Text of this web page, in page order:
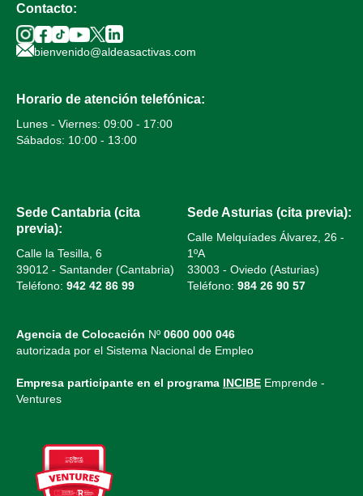
Contacto:
bienvenido@aldeasactivas.com
Horario de atención telefónica:
Lunes - Viernes: 09:00 - 17:00
Sábados: 10:00 - 13:00
Sede Cantabria (cita
previa):
Calle la Tesilla, 6
39012 - Santander (Cantabria)
Teléfono: 942 42 86 99
Sede Asturias (cita previa):
Calle Melquíades Álvarez, 26 -
1ºA
33003 - Oviedo (Asturias)
Teléfono:984 26 90 57
Agencia de Colocación Nº 0600 000 046
autorizada por el Sistema Nacional de Empleo
Empresa participante en el programa INCIBE Emprende -
Ventures